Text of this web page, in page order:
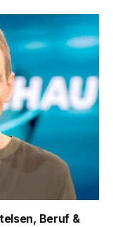
Beruf &